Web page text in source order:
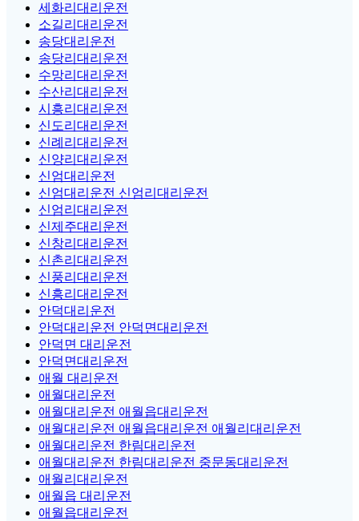
세화리대리운전
소길리대리운전
송당대리운전
송당리대리운전
수망리대리운전
수산리대리운전
시흥리대리운전
신도리대리운전
신례리대리운전
신양리대리운전
신엄대리운전
신엄대리운전 신엄리대리운전
신엄리대리운전
신제주대리운전
신창리대리운전
신촌리대리운전
신풍리대리운전
신흥리대리운전
안덕대리운전
안덕대리운전 안덕면대리운전
안덕면 대리운전
안덕면대리운전
애월 대리운전
애월대리운전
애월대리운전 애월읍대리운전
애월대리운전 애월읍대리운전 애월리대리운전
애월대리운전 한림대리운전
애월대리운전 한림대리운전 중문동대리운전
애월리대리운전
애월읍 대리운전
애월읍대리운전